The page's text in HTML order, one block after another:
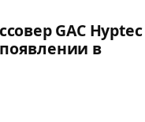
GAC Hyptec
в